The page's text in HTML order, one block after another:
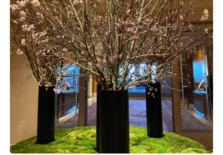
ニキビ跡・凹みクレーター治療
ニキビ跡治療
ヒアルロン酸分解除去
ヒアルロン酸注入
ピアス
ブログ
プチ整形 ボトックス修正
ボトックス注射
マイクロボトックス
メディア
メディカルダイエット
ロアキュティン
保険診療・一般診療
健康 化粧品
商品
成長因子ピーリング
毛穴の開き・黒ずみ治療
毛穴用プラグピーリング
水光注射
注射・点滴
炭酸ガスレーザー
目の下のくま治療
美肌・アンチエイジング
肝斑治療
脂肪溶解注射
脂肪溶解注射（BNLS）
花粉症
血管開き